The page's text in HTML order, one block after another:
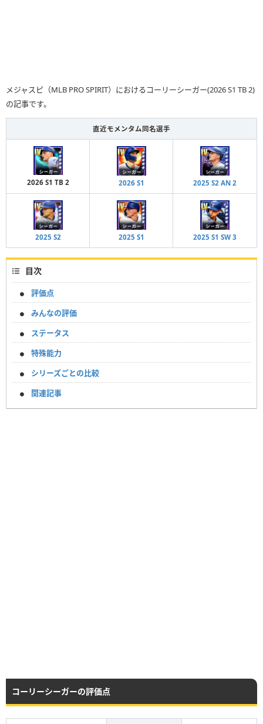
メジャスピ（MLB PRO SPIRIT）におけるコーリーシーガー(2026 S1 TB 2)
の記事です。
直近モメンタム同名選手
2026 S1 TB 2 2026 S1 2025 S2 AN 2
2025 S2 2025 S1 2025 S1 SW 3
目次
評価点
みんなの評価
ステータス
特殊能力
シリーズごとの比較
関連記事
コーリーシーガーの評価点